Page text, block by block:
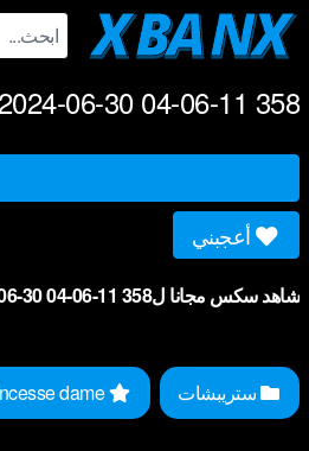
Skip
06-30 04-06-11 358
أعجبني
شاهد سكس مجانا لPrincesse_dame 2024-06-30 04-06-11 358.
ستريبشات Princesse dame